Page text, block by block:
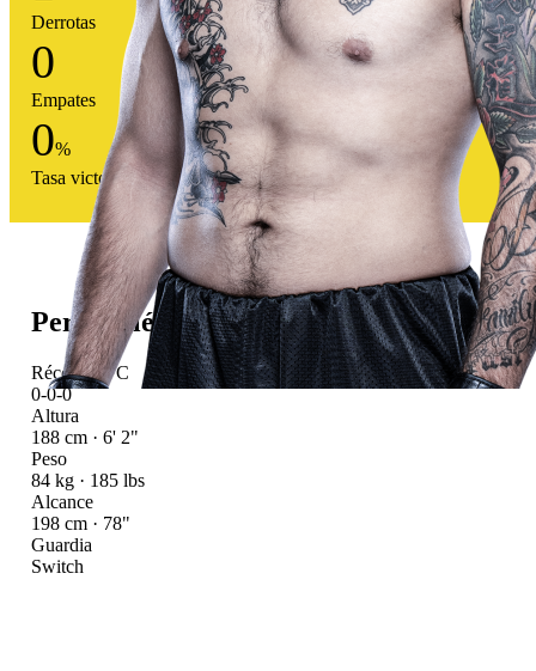
Derrotas
0
Empates
0%
Tasa victoria
Perfil atlético
Récord UFC
0-0-0
Altura
188 cm · 6' 2"
Peso
84 kg · 185 lbs
Alcance
198 cm · 78"
Guardia
Switch